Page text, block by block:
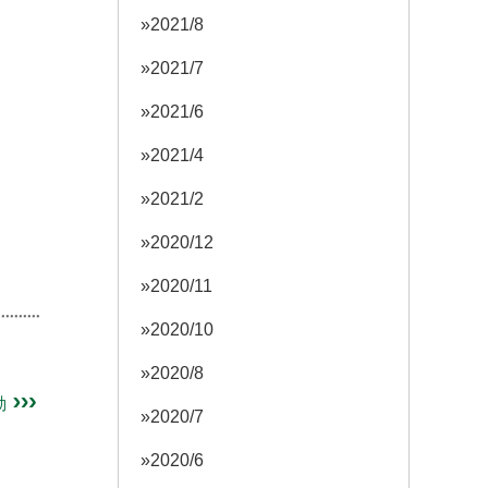
2021/8
2021/7
2021/6
2021/4
2021/2
2020/12
2020/11
2020/10
2020/8
2020/7
2020/6